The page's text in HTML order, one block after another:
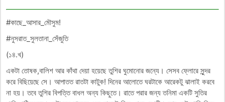
#কাছে_আসার_মৌসুম!
#নুসরাত_সুলতানা_সেঁজুতি
(১৪.খ)
একটা তোষক,বালিশ আর কাঁথা দেয়া হয়েছে তুশির ঘুমোনোর জন্যে। সেসব ফ্লোরে সুন্দর
করে বিছিয়েছে সে। আপাতত রাতটা কাটুক! দিনের আলোতে ঘরটাকে আরেকটু ঝালাই করবে
না হয়। তবে তুশির বিপত্তি বাধল অন্য কিছুতে। রাতে পরার জন্য তনিমা একটি সুতির